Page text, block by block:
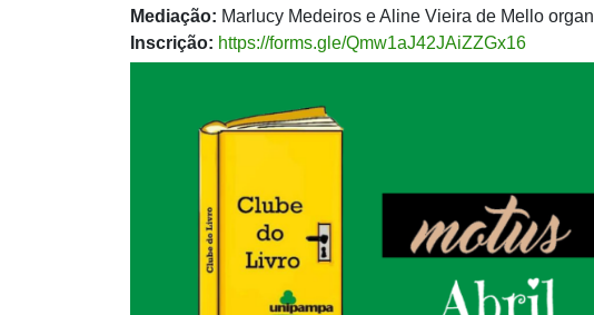
Mediação: Marlucy Medeiros e Aline Vieira de Mello
Inscrição: https://forms.gle/Qmw1aJ42JAiZZGx16